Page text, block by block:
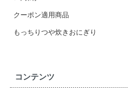
クーポン適用商品
もっちりつや炊きおにぎり
コンテンツ